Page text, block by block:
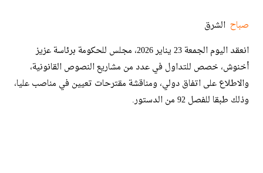
صباحالشرق
انعقد اليوم الجمعة 23 يناير 2026، مجلس للحكومة برئاسة عزيز
أخنوش، خصص للتداول في عدد من مشاريع النصوص القانونية،
والاطلاع على اتفاق دولي، ومناقشة مقترحات تعيين في مناصب عليا،
وذلك طبقا للفصل 92 من الدستور.